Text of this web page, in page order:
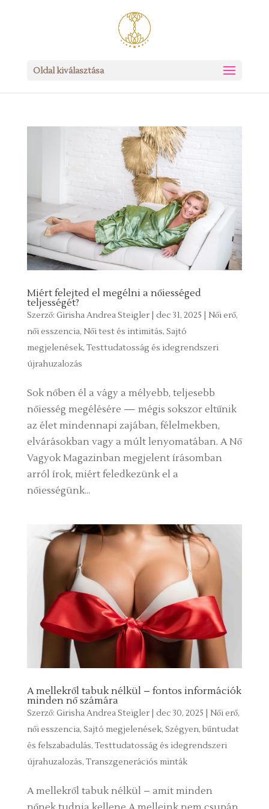
Oldal kiválasztása
Miért felejted el megélni a nőiességed
teljességét?
Szerző: Girisha Andrea Steigler| dec 31, 2025
Női erő,
női esszencia, Női test és intimitás, Sajtó
megjelenések, Testtudatosság és idegrendszeri
újrahuzalozás
Sok nőben él a vágy a mélyebb, teljesebb
nőiesség megélésére — mégis sokszor eltűnik
az élet mindennapi zajában, félelmekben,
elvárásokban vagy a múlt lenyomatában. A Nő
Vagyok Magazinban megjelent írásomban
arról írok, miért feledkezünk el a
nőiességünk...
A mellekről tabuk nélkül – fontos információk
minden nő számára
Szerző: Girisha Andrea Steigler| dec 30, 2025
Női erő,
női esszencia, Sajtó megjelenések, Szégyen, bűntudat
és felszabadulás, Testtudatosság és idegrendszeri
újrahuzalozás, Transzgenerációs minták
A mellekről tabuk nélkül – amit minden